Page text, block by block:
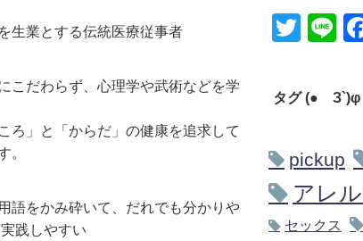
生業とする伝統医療従事者
こだわらず、心理学や武術などを学
ころ」と「からだ」の健康を追求して
。
語をかみ砕いて、だれでも分かりや
践しやすい
Twitter Line
タグ (●´З`)φ
pickup
アレ
セックス